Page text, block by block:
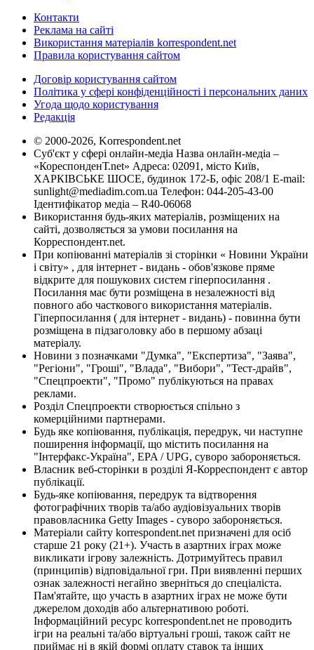
Контакти
Реклама на сайті
Використання матеріалів korrespondent.net
Правила користування сайтом
Договір користування сайтом
Політика у сфері конфіденційності і персональних даних
Угода щодо користування
Редакція
© 2000-2026, Korrespondent.net
Суб'єкт у сфері онлайн-медіа Назва онлайн-медіа –
«КореспонденТ.net» Адреса: 02091, місто Київ,
ХАРКІВСЬКЕ ШОСЕ, будинок 172-Б, офіс 208/1 E-mail:
sunlight@mediadim.com.ua Телефон: 044-205-43-00
Ідентифікатор медіа – R40-06068
Використання будь-яких матеріалів, розміщених на
сайті, дозволяється за умови посилання на
Корреспондент.net.
При копіюванні матеріалів зі сторінки « Новини України
і світу» , для інтернет - видань - обов'язкове пряме
відкрите для пошукових систем гіперпосилання .
Посилання має бути розміщена в незалежності від
повного або часткового використання матеріалів.
Гіперпосилання ( для інтернет - видань) - повинна бути
розміщена в підзаголовку або в першому абзаці
матеріалу.
Новини з позначками "Думка", "Експертиза", "Заява",
"Регіони", "Гроші", "Влада", "Вибори", "Тест-драйв",
"Спецпроекти", "Промо" публікуються на правах
реклами.
Розділ Спецпроекти створюється спільно з
комерційними партнерами.
Будь яке копіювання, публікація, передрук, чи наступне
поширення інформації, що містить посилання на
"Інтерфакс-Україна", EPA / UPG, суворо забороняється.
Власник веб-сторінки в розділі Я-Корреспондент є автор
публікації.
Будь-яке копіювання, передрук та відтворення
фотографічних творів та/або аудіовізуальних творів
правовласника Getty Images - суворо забороняється.
Матеріали сайту korrespondent.net призначені для осіб
старше 21 року (21+). Участь в азартних іграх може
викликати ігрову залежність. Дотримуйтесь правил
(принципів) відповідальної гри. При виявленні перших
ознак залежності негайно зверніться до спеціаліста.
Пам'ятайте, що участь в азартних іграх не може бути
джерелом доходів або альтернативою роботі.
Інформаційний ресурс korrespondent.net не проводить
ігри на реальні та/або віртуальні гроші, також сайт не
приймає ні в якій формі оплату ставок та інших